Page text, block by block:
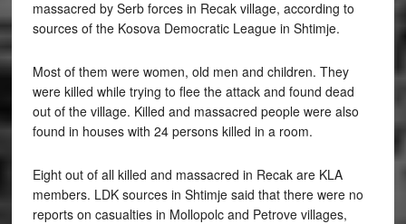
massacred by Serb forces in Recak village, according to
sources of the Kosova Democratic League in Shtimje.
Most of them were women, old men and children. They
were killed while trying to flee the attack and found dead
out of the village. Killed and massacred people were also
found in houses with 24 persons killed in a room.
Eight out of all killed and massacred in Recak are KLA
members. LDK sources in Shtimje said that there were no
reports on casualties in Mollopolc and Petrove villages,